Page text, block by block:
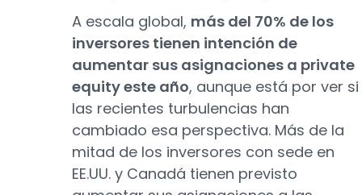
A escala global, más del 70% de los
inversores tienen intención de
aumentar sus asignaciones a private
equity este año, aunque está por ver si
las recientes turbulencias han
cambiado esa perspectiva. Más de la
mitad de los inversores con sede en
EE.UU. y Canadá tienen previsto